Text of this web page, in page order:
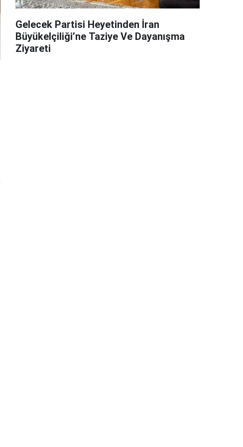
Gelecek Partisi Heyetinden İran
Büyükelçiliği’ne Taziye Ve Dayanışma
Ziyareti